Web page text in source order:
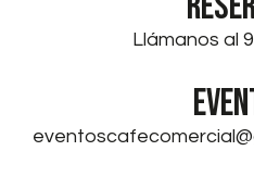
Llámanos al